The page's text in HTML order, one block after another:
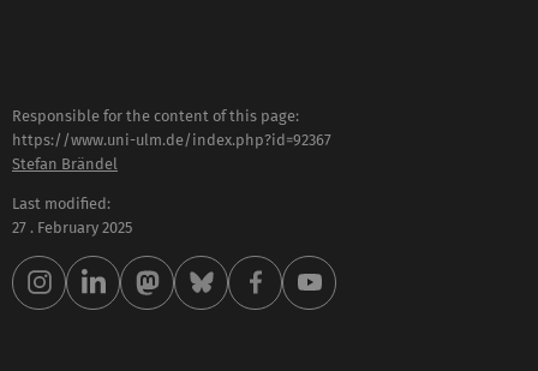
Responsible for the content of this page:
https://www.uni-ulm.de/index.php?id=92367
Stefan Brändel
Last modified:
27 . February 2025